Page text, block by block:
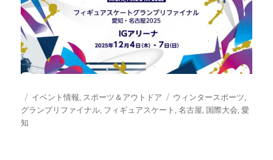
投
稿
日:
カ
テ
イベント情報, スポーツ＆アウトドア
タ
グ
ウィンタースポーツ,
グランプリファイナル, フィギュアスケート ,名古屋, 国際大会,愛
知